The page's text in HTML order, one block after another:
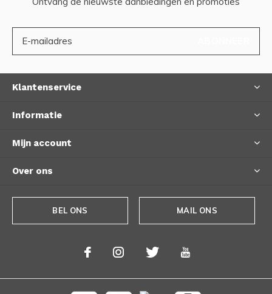
Klantenservice
Informatie
Mijn account
Over ons
BEL ONS MAIL ONS